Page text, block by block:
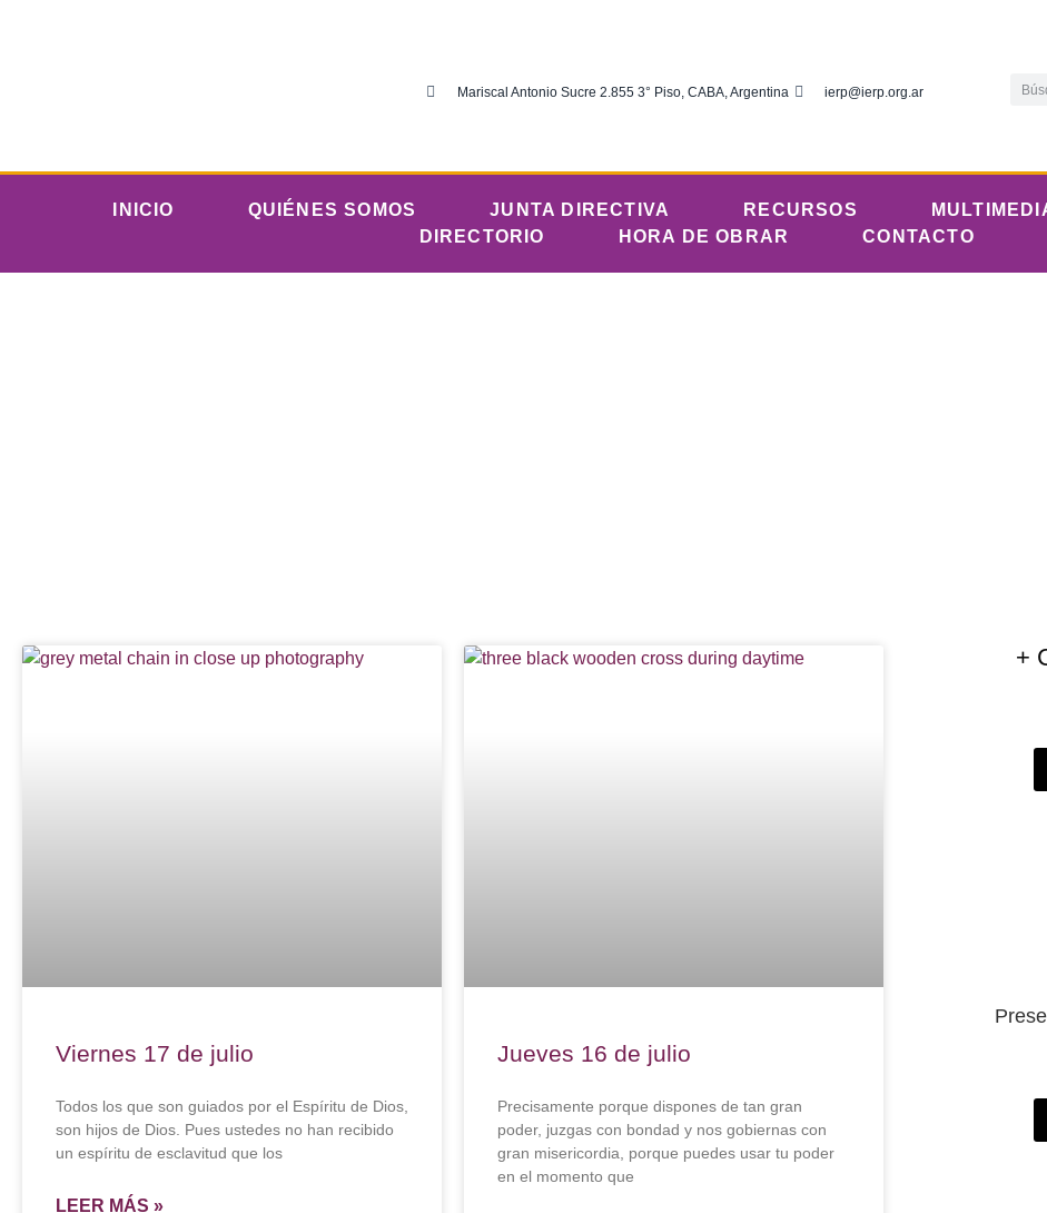
Mariscal Antonio Sucre 2.855 3° Piso, CABA, Argentina ierp@ierp.org.ar
INICIO QUIÉNES SOMOS JUNTA DIRECTIVA RECURSOS
DIRECTORIO
HORA DE OBRAR CONTACTO
Viernes 17 de julio
Todos los que son guiados por el Espíritu de Dios,
son hijos de Dios. Pues ustedes no han recibido
un espíritu de esclavitud que los
LEER MÁS »
Jueves 16 de julio
Precisamente porque dispones de tan gran
poder, juzgas con bondad y nos gobiernas con
gran misericordia, porque puedes usar tu poder
en el momento que
+